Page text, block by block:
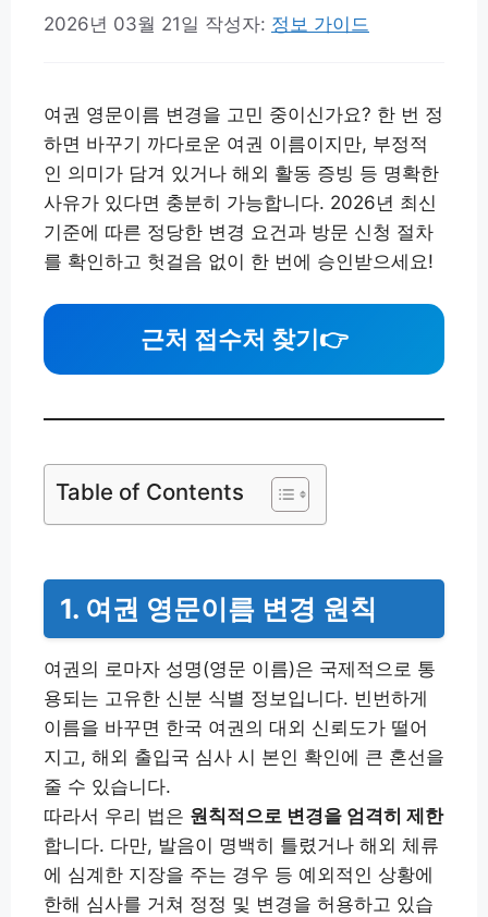
2026년 03월 21일 작성자: 정보 가이드
여권 영문이름 변경을 고민 중이신가요? 한 번 정
하면 바꾸기 까다로운 여권 이름이지만, 부정적
인 의미가 담겨 있거나 해외 활동 증빙 등 명확한
사유가 있다면 충분히 가능합니다. 2026년 최신
기준에 따른 정당한 변경 요건과 방문 신청 절차
를 확인하고 헛걸음 없이 한 번에 승인받으세요!
근처 접수처 찾기 👉
Table of Contents
1. 여권 영문이름 변경 원칙
여권의 로마자 성명(영문 이름)은 국제적으로 통
용되는 고유한 신분 식별 정보입니다. 빈번하게
이름을 바꾸면 한국 여권의 대외 신뢰도가 떨어
지고, 해외 출입국 심사 시 본인 확인에 큰 혼선을
줄 수 있습니다.
따라서 우리 법은 원칙적으로 변경을 엄격히 제한
합니다. 다만, 발음이 명백히 틀렸거나 해외 체류
에 심계한 지장을 주는 경우 등 예외적인 상황에
한해 심사를 거쳐 정정 및 변경을 허용하고 있습